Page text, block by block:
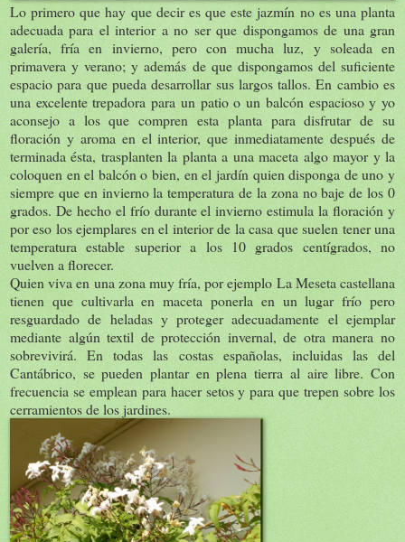
Lo primero que hay que decir es que este jazmín no es una planta
adecuada para el interior a no ser que dispongamos de una gran
galería, fría en invierno, pero con mucha luz, y soleada en
primavera y verano; y además de que dispongamos del suficiente
espacio para que pueda desarrollar sus largos tallos. En cambio es
una excelente trepadora para un patio o un balcón espacioso y yo
aconsejo a los que compren esta planta para disfrutar de su
floración y aroma en el interior, que inmediatamente después de
terminada ésta, trasplanten la planta a una maceta algo mayor y la
coloquen en el balcón o bien, en el jardín quien disponga de uno y
siempre que en invierno la temperatura de la zona no baje de los 0
grados. De hecho el frío durante el invierno estimula la floración y
por eso los ejemplares en el interior de la casa que suelen tener una
temperatura estable superior a los 10 grados centígrados, no
vuelven a florecer.
Quien viva en una zona muy fría, por ejemplo La Meseta castellana
tienen que cultivarla en maceta ponerla en un lugar frío pero
resguardado de heladas y proteger adecuadamente el ejemplar
mediante algún textil de protección invernal, de otra manera no
sobrevivirá. En todas las costas españolas, incluidas las del
Cantábrico, se pueden plantar en plena tierra al aire libre. Con
frecuencia se emplean para hacer setos y para que trepen sobre los
cerramientos de los jardines.